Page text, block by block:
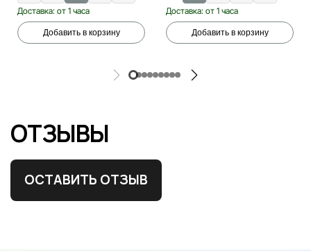
Доставка: от 1 часа
Добавить в корзину
Доставка: от 1 часа
Добавить в корзину
ОТЗЫВЫ
ОСТАВИТЬ ОТЗЫВ